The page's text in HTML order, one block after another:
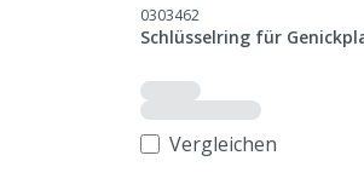
0303462
Schlüsselring für
Vergleichen